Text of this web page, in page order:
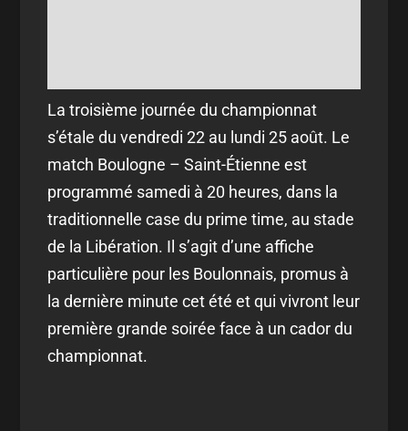
La troisième journée du championnat
s’étale du vendredi 22 au lundi 25 août. Le
match Boulogne – Saint-Étienne est
programmé samedi à 20 heures, dans la
traditionnelle case du prime time, au stade
de la Libération. Il s’agit d’une affiche
particulière pour les Boulonnais, promus à
la dernière minute cet été et qui vivront leur
première grande soirée face à un cador du
championnat.